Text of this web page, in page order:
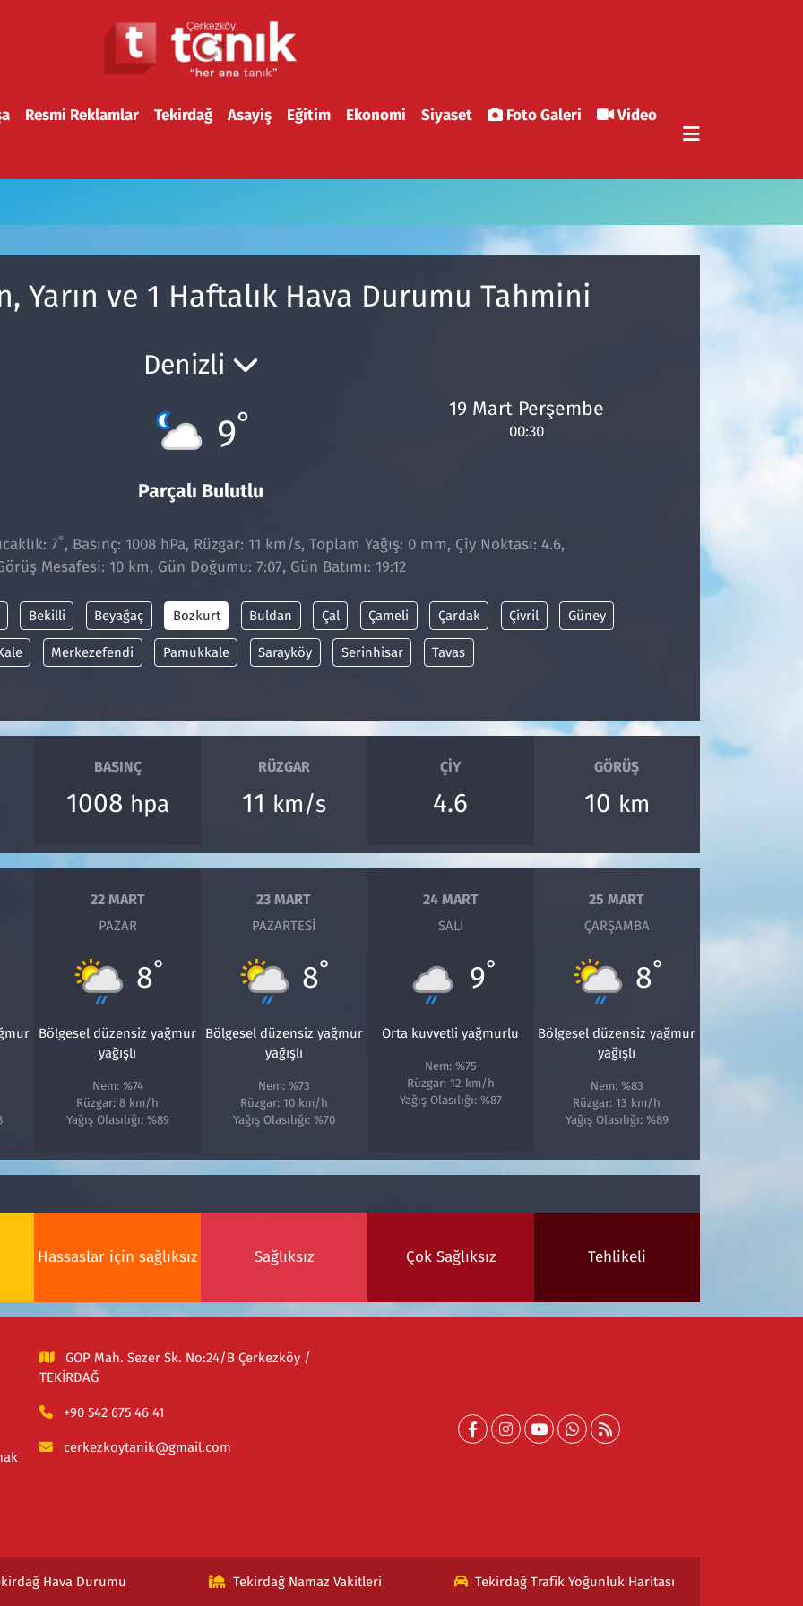
Resmi Reklamlar Tekirdağ Asayiş Eğitim Ekonomi Siyaset Foto Galeri
Video
Yarın ve 1 Haftalık Hava Durumu Tahmini
Denizli
9°
Parçalı Bulutlu
19 Mart Perşembe
00:30
7° , Basınç: 1008 hPa, Rüzgar: 11 km/s, Toplam Yağış: 0 mm, Çiy Noktası: 4.6,
Mesafesi: 10 km, Gün Doğumu: 7:07, Gün Batımı: 19:12
Bekilli Beyağaç Bozkurt Buldan Çal Çameli Çardak Çivril Güney
Merkezefendi Pamukkale Sarayköy Serinhisar Tavas
BASINÇ
1008 hpa
RÜZGAR
11 km/s
ÇIY
4.6
GÖRÜŞ
10 km
22 MART
PAZAR
8°
Bölgesel düzensiz yağmur
yağışlı
Nem: %74
Rüzgar: 8 km/h
Yağış Olasılığı: %89
23 MART
PAZARTESI
8°
Bölgesel düzensiz yağmur
yağışlı
Nem: %73
Rüzgar: 10 km/h
Yağış Olasılığı: %70
24 MART
SALI
9°
Orta kuvvetli yağmurlu
Nem: %75
Rüzgar: 12 km/h
Yağış Olasılığı: %87
25 MART
ÇARŞAMBA
8°
Bölgesel düzensiz yağmur
yağışlı
Nem: %83
Rüzgar: 13 km/h
Yağış Olasılığı: %89
Hassaslar için sağlıksız Sağlıksız Çok Sağlıksız Tehlikeli
GOP Mah. Sezer Sk. No:24/B Çerkezköy /
TEKİRDAĞ
+90 542 675 46 41
cerkezkoytanik@gmail.com
Hava Durumu Tekirdağ Namaz Vakitleri Tekirdağ Trafik Yoğunluk Haritası